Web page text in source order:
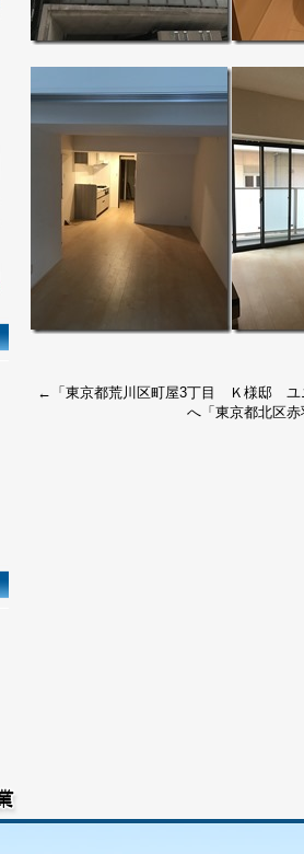
←「 東京都荒川区町屋3丁目 Ｋ様邸 ユ
へ「 東京都北区